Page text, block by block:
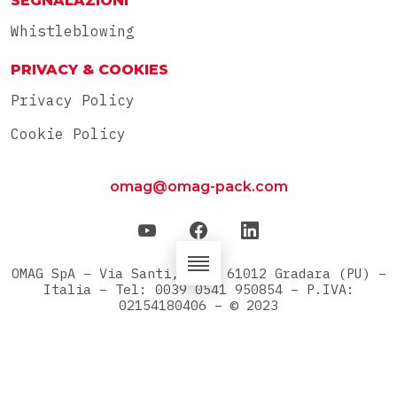
Whistleblowing
PRIVACY & COOKIES
Privacy Policy
Cookie Policy
omag@omag-pack.com
OMAG SpA – Via Santi, 42/A 61012 Gradara (PU) –
Italia – Tel: 0039 0541 950854 – P.IVA:
02154180406 – © 2023